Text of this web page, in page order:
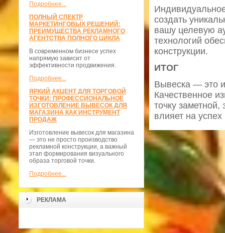
Подробнее...
ПОЛНЫЙ СПЕКТР
МАРКЕТИНГОВЫХ РЕШЕНИЙ:
ПРЕИМУЩЕСТВА РЕКЛАМНОГО
АГЕНТСТВА ПОЛНОГО ЦИКЛА
В современном бизнесе успех
напрямую зависит от
эффективности продвижения.
Подробнее...
ЯРКИЙ АКЦЕНТ ДЛЯ ТОРГОВОЙ
ТОЧКИ: ПРОФЕССИОНАЛЬНОЕ
ИЗГОТОВЛЕНИЕ ВЫВЕСОК ДЛЯ
МАГАЗИНА КАК ИНСТРУМЕНТ
ПРОДАЖ
Изготовление вывесок для магазина
— это не просто производство
рекламной конструкции, а важный
этап формирования визуального
образа торговой точки.
Подробнее...
РЕКЛАМА
создать
вашу целевую
технологий
конструкции.
ИТОГ
Вывеска — это
Качественное
точку
влияет на успех